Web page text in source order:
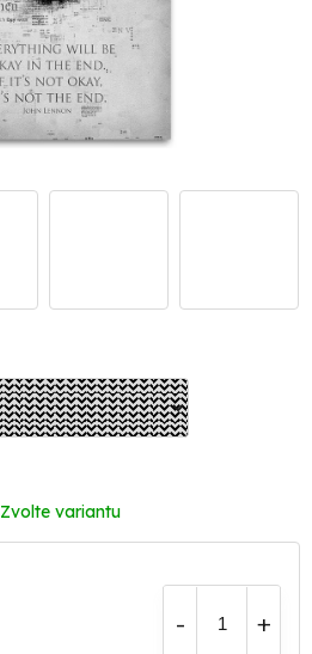
Zvolte variantu